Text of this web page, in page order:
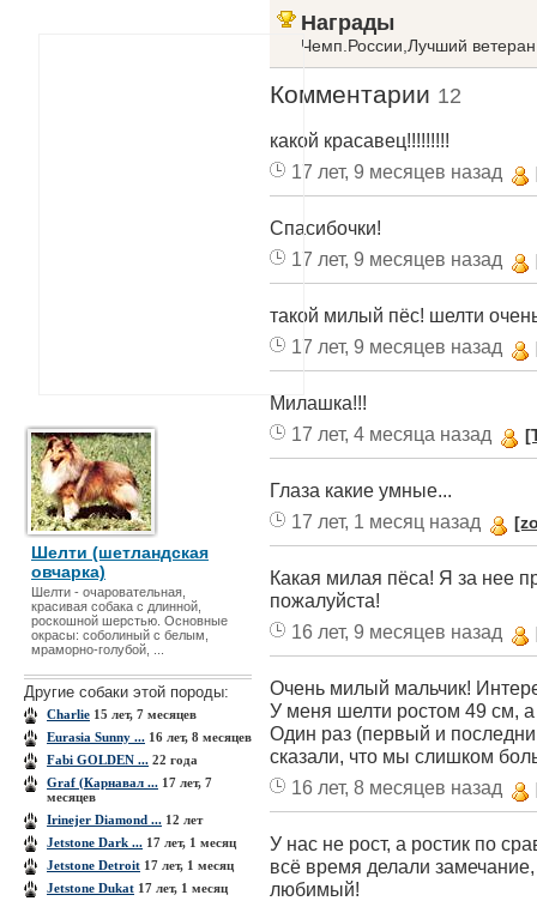
Шелти (шетландская
овчарка)
Шелти - очаровательная,
красивая собака с длинной,
роскошной шерстью. Основные
окрасы: соболиный с белым,
мраморно-голубой, ...
Другие собаки этой породы:
Charlie 15 лет, 7 месяцев
Eurasia Sunny ... 16 лет, 8 месяцев
Fabi GOLDEN ... 22 года
Graf (Карнавал ... 17 лет, 7
месяцев
Irinejer Diamond ... 12 лет
Jetstone Dark ... 17 лет, 1 месяц
Jetstone Detroit 17 лет, 1 месяц
Jetstone Dukat 17 лет, 1 месяц
Награды
Чемп.России,Лучший
Комментарии 12
какой красавец!!!!!!!!!
17 лет, 9 месяцев назад
Спасибочки!
17 лет, 9 месяцев назад
такой милый пёс! шелти
17 лет, 9 месяцев назад
Милашка!!!
17 лет, 4 месяца назад
Глаза какие умные...
17 лет, 1 месяц назад
Какая милая пёса! Я за нее
пожалуйста!
16 лет, 9 месяцев назад
Очень милый мальчик!
У меня шелти ростом 49 см, а
Один раз (первый и
сказали, что мы слишком
16 лет, 8 месяцев назад
У нас не рост, а ростик по
всё время делали
любимый!